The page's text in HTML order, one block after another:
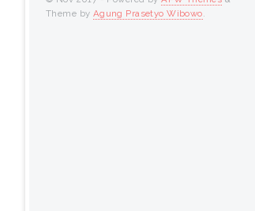
Theme by Agung Prasetyo Wibowo.